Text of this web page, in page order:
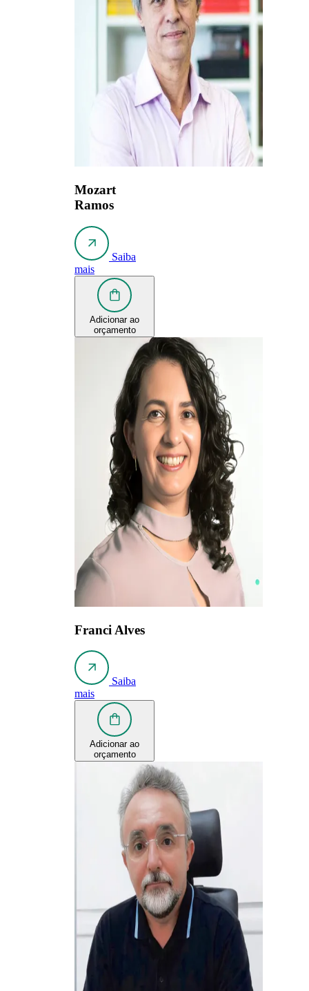
Mozart
Ramos
Saiba
mais
Adicionar ao
orçamento
Franci Alves
Saiba
mais
Adicionar ao
orçamento